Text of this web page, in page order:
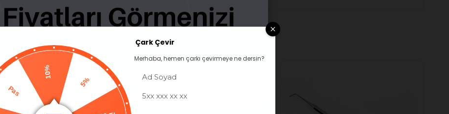
BENZER ÜRÜNLER
10%
5%
Pas
Çark Çevir
Merhaba, hemen çarkı çevirmeye ne dersin?